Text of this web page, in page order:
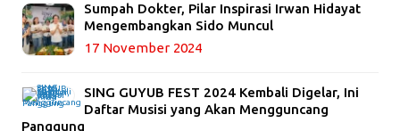
Sumpah Dokter, Pilar Inspirasi Irwan Hidayat
Mengembangkan Sido Muncul
17 November 2024
SING GUYUB FEST 2024 Kembali Digelar, Ini
Daftar Musisi yang Akan Mengguncang
Panggung